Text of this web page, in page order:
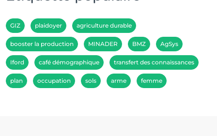
GIZ plaidoyer agriculture durable
booster la production MINADER BMZ AgSys
Iford café démographique transfert des connaissances
plan occupation sols arme femme